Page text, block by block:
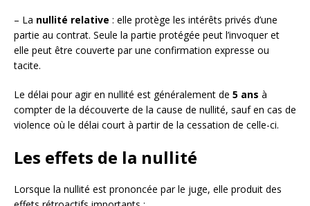
– La nullité relative : elle protège les intérêts privés d’une
partie au contrat. Seule la partie protégée peut l’invoquer et
elle peut être couverte par une confirmation expresse ou
tacite.
Le délai pour agir en nullité est généralement de 5 ans à
compter de la découverte de la cause de nullité, sauf en cas de
violence où le délai court à partir de la cessation de celle-ci.
Les effets de la nullité
Lorsque la nullité est prononcée par le juge, elle produit des